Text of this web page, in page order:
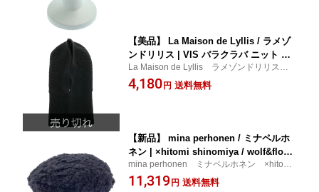
【美品】 La Maison de Lyllis / ラメゾ
ンドリリス | VIS バラクラバ ニット フ
ードキャップ | F | ブラック | レディー
ス
La Maison de Lyllis ラメゾンドリリス VI
S バラクラバ ニット フードキャップ レデ
ィース 小物 帽子 ブラック 古着
4,180 円 送料無料
【新品】 mina perhonen / ミナペルホ
ネン | ×hitomi shinomiya / wolf&flowe
r ニット ベレー帽 | ブラック / ベージュ
| レディース
mina perhonen ミナペルホネン ×hitomi
shinomiya / wolf&flower ニット ベレー帽
レディース 小物 帽子 ブラック / ベー
11,319 円 送料無料